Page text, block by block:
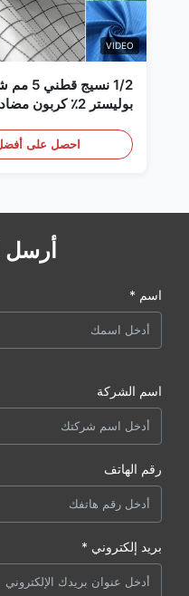
VIDEO
بوليستر 2٪ كربون
احصل على
أرسل
اسم *
اسم الشركة
رقم الهاتف
بريد إلكتروني *